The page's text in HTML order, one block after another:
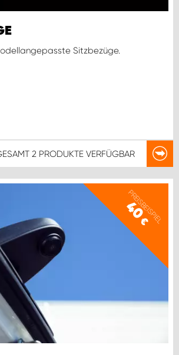
Sitzbezüge.
2 PRODUKTE VERFÜGBAR
PREISBEISPIEL
40
€